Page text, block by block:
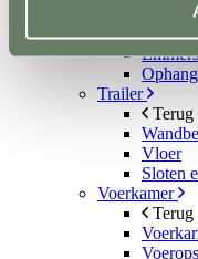
Trailer
Terug
Vloer
Sloten
Voerkamer
Terug